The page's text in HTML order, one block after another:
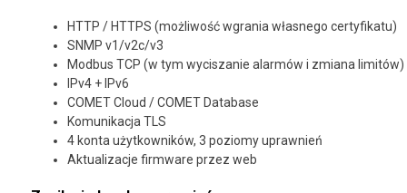
HTTP / HTTPS (możliwość wgrania własnego certyfikatu)
SNMP v1/v2c/v3
Modbus TCP (w tym wyciszanie alarmów i zmiana limitów)
IPv4 + IPv6
COMET Cloud / COMET Database
Komunikacja TLS
4 konta użytkowników, 3 poziomy uprawnień
Aktualizacje firmware przez web